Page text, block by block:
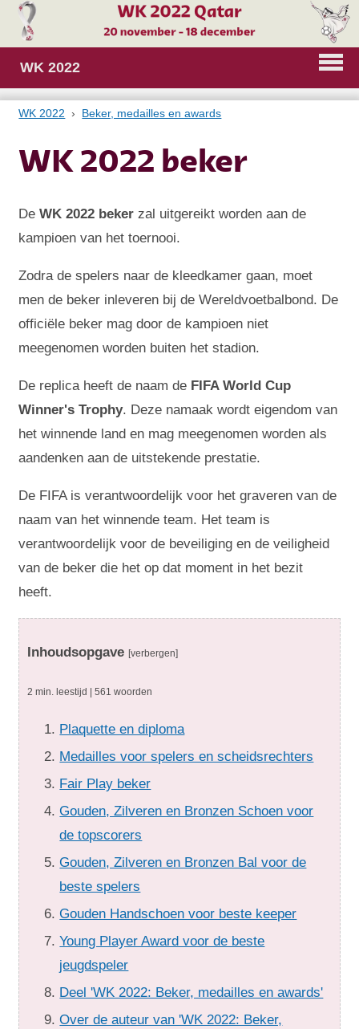
WK 2022
WK 2022 Beker, medailles en awards
WK 2022 beker
DeWK 2022 beker zal uitgereikt worden aan de
kampioen van het toernooi.
Zodra de spelers naar de kleedkamer gaan, moet
men de beker inleveren bij de Wereldvoetbalbond. De
officiële beker mag door de kampioen niet
meegenomen worden buiten het stadion.
De replica heeft de naam de FIFA World Cup
Winner's Trophy. Deze namaak wordt eigendom van
het winnende land en mag meegenomen worden als
aandenken aan de uitstekende prestatie.
De FIFA is verantwoordelijk voor het graveren van de
naam van het winnende team. Het team is
verantwoordelijk voor de beveiliging en de veiligheid
van de beker die het op dat moment in het bezit
heeft.
Inhoudsopgave [verbergen]
2 min. leestijd | 561 woorden
Plaquette en diploma
Medailles voor spelers en scheidsrechters
Fair Play beker
Gouden, Zilveren en Bronzen Schoen voor
de topscorers
Gouden, Zilveren en Bronzen Bal voor de
beste spelers
Gouden Handschoen voor beste keeper
Young Player Award voor de beste
jeugdspeler
Deel 'WK 2022: Beker, medailles en awards'
Over de auteur van 'WK 2022: Beker,